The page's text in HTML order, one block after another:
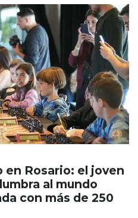
en Rosario: el joven
al mundo
con más de 250